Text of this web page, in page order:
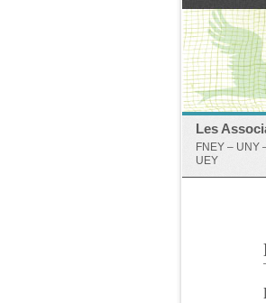
Les
FNEY – UNY
UEY